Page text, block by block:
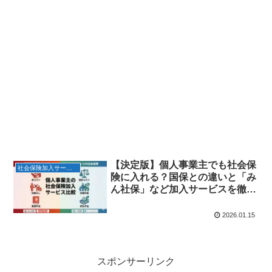
社会保険加入サービス
【決定版】個人事業主でも社会保
険に入れる？国保との違いと「み
ん社保」など加入サービスを徹底
2026.01.15
スポンサーリンク